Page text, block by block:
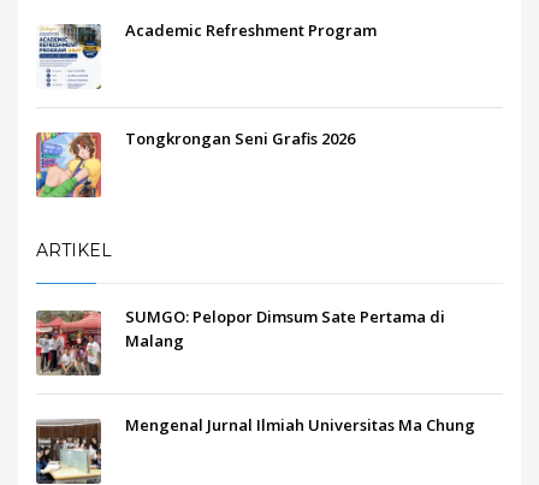
Academic Refreshment Program
Tongkrongan Seni Grafis 2026
ARTIKEL
SUMGO: Pelopor Dimsum Sate Pertama di
Malang
Mengenal Jurnal Ilmiah Universitas Ma Chung